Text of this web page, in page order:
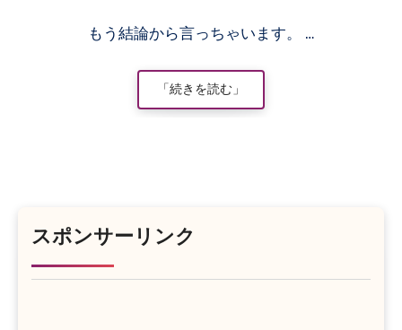
もう結論から言っちゃいます。 …
「続きを読む」
スポンサーリンク